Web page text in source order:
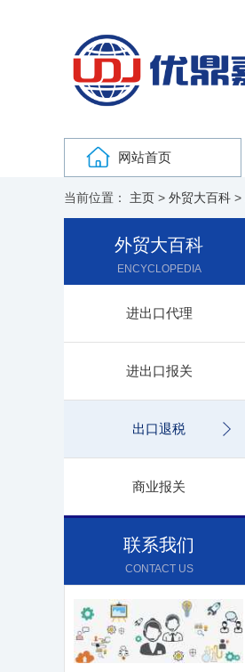
网站首页
当前位置： 主页 > 外贸大百科 >
外贸大百科
ENCYCLOPEDIA
进出口代理
进出口报关
出口退税
商业报关
联系我们
CONTACT US